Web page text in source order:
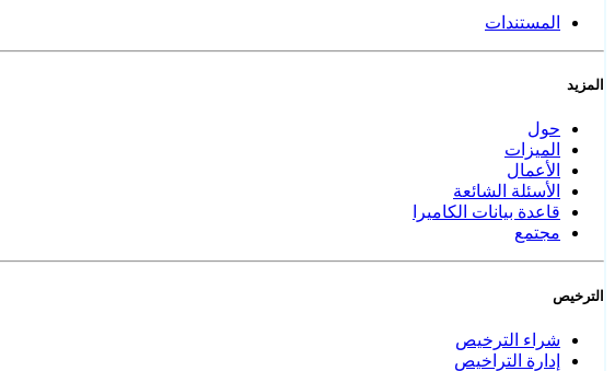
المستندات
المزيد
حول
الميزات
الأعمال
الأسئلة الشائعة
قاعدة بيانات الكاميرا
مجتمع
الترخيص
شراء الترخيص
إدارة التراخيص